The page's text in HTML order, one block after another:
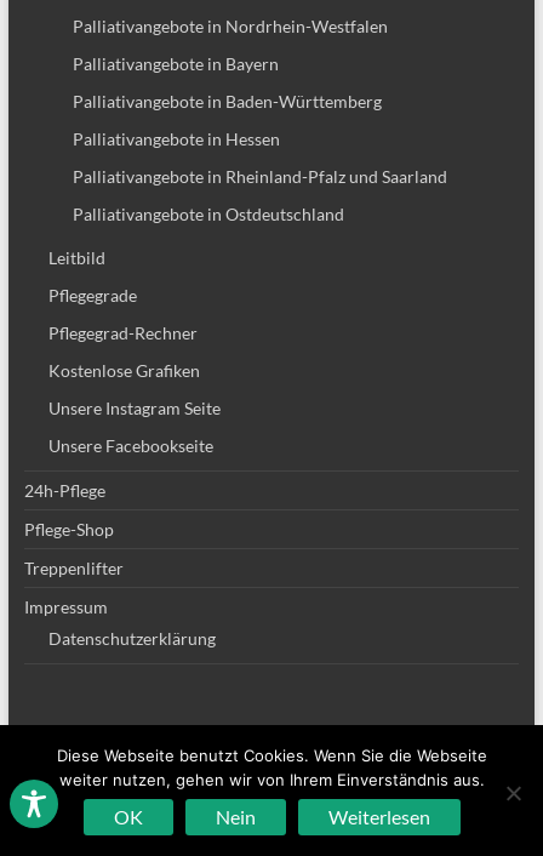
Palliativangebote in Nordrhein-Westfalen
Palliativangebote in Bayern
Palliativangebote in Baden-Württemberg
Palliativangebote in Hessen
Palliativangebote in Rheinland-Pfalz und Saarland
Palliativangebote in Ostdeutschland
Leitbild
Pflegegrade
Pflegegrad-Rechner
Kostenlose Grafiken
Unsere Instagram Seite
Unsere Facebookseite
24h-Pflege
Pflege-Shop
Treppenlifter
Impressum
Datenschutzerklärung
Copyright © 2026Altenpflege Team. Alle Rechte vorbehalten. ThemeSpacious
von ThemeGrill. Powered by:WordPress.
Sitemap
Impressum Datenschutzerklärung
Diese Webseite benutzt Cookies. Wenn Sie die Webseite
weiter nutzen, gehen wir von Ihrem Einverständnis aus.
OK Nein Weiterlesen